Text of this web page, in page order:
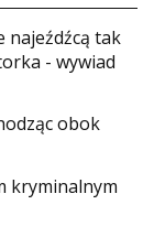
najeźdźcą tak
- wywiad
obok
kryminalnym